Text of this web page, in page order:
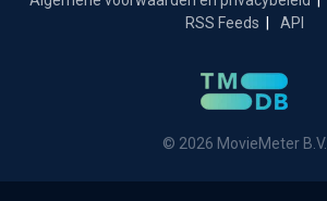
RSS Feeds
API
© 2026 MovieMeter B.V.